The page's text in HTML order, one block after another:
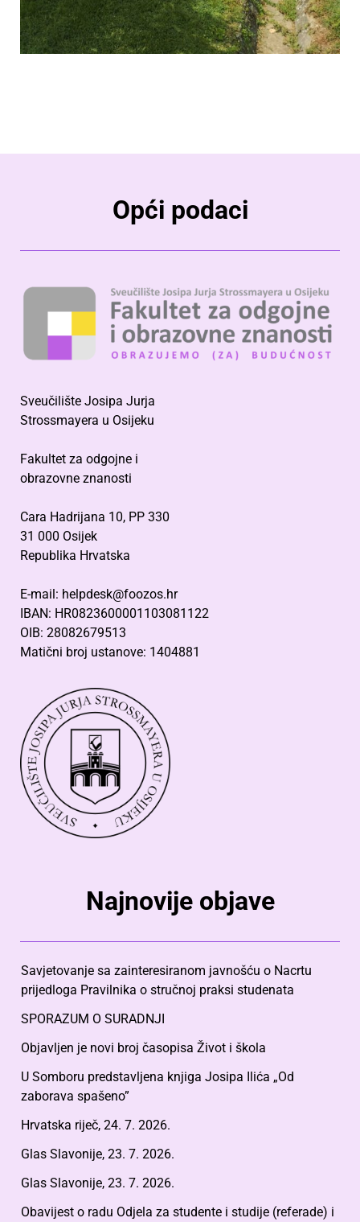
Opći podaci
Sveučilište Josipa Jurja
Strossmayera u Osijeku
Fakultet za odgojne i
obrazovne znanosti
Cara Hadrijana 10, PP 330
31 000 Osijek
Republika Hrvatska
E-mail: helpdesk@foozos.hr
IBAN: HR0823600001103081122
OIB: 28082679513
Matični broj ustanove: 1404881
Najnovije objave
Savjetovanje sa zainteresiranom javnošću o Nacrtu
prijedloga Pravilnika o stručnoj praksi studenata
SPORAZUM O SURADNJI
Objavljen je novi broj časopisa Život i škola
U Somboru predstavljena knjiga Josipa Ilića „Od
zaborava spašeno”
Hrvatska riječ, 24. 7. 2026.
Glas Slavonije, 23. 7. 2026.
Glas Slavonije, 23. 7. 2026.
Obavijest o radu Odjela za studente i studije (referade) i